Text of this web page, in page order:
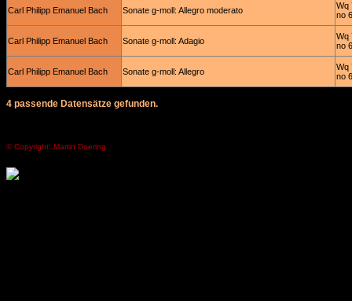
Carl Philipp Emanuel Bach Sonate g-moll: Allegro moderato
Wq
no 6
Carl Philipp Emanuel Bach Sonate g-moll: Adagio
Wq
no 6
Carl Philipp Emanuel Bach Sonate g-moll: Allegro
Wq
no 6
4 passende Datensätze gefunden.
© Copyright: Martin Doering